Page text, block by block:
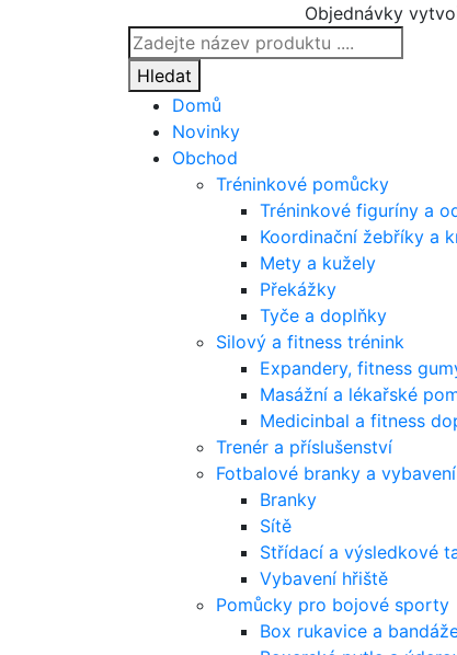
Objednávky
Products
search
Hledat
Domů
Novinky
Obchod
Tréninkové pomůcky
Tréninkové figuríny a
Koordinační žebříky a
Mety a kužely
Překážky
Tyče a doplňky
Silový a fitness trénink
Expandery, fitness
Masážní a lékařské
Medicinbal a fitness
Trenér a příslušenství
Fotbalové branky a
Branky
Sítě
Střídací a výsledkové
Vybavení hřiště
Pomůcky pro bojové sporty
Box rukavice a